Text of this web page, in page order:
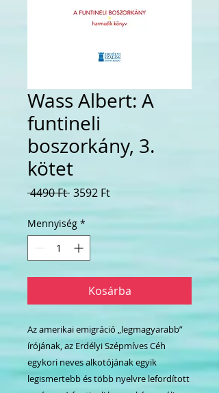
Wass Albert: A
funtineli
boszorkány, 3.
kötet
4490 Ft Szokásos
3592 FtAkciós
Mennyiség *
Kosárba
Az amerikai emigráció „legmagyarabb”
írójának, az Erdélyi Szépmíves Céh
egykori neves alkotójának egyik
legismertebb és több nyelvre lefordított